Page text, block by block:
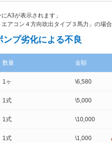
A3が表示されます」
エアコン４方向吹出タイプ３馬力」の場合
プ劣化による不良
数量 金額
1ヶ \6,580
1式 \5,000
1式 \10,000
1式 \1,000